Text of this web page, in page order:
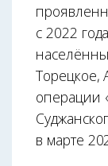
с 2022
Торецкое,
операции
в марте